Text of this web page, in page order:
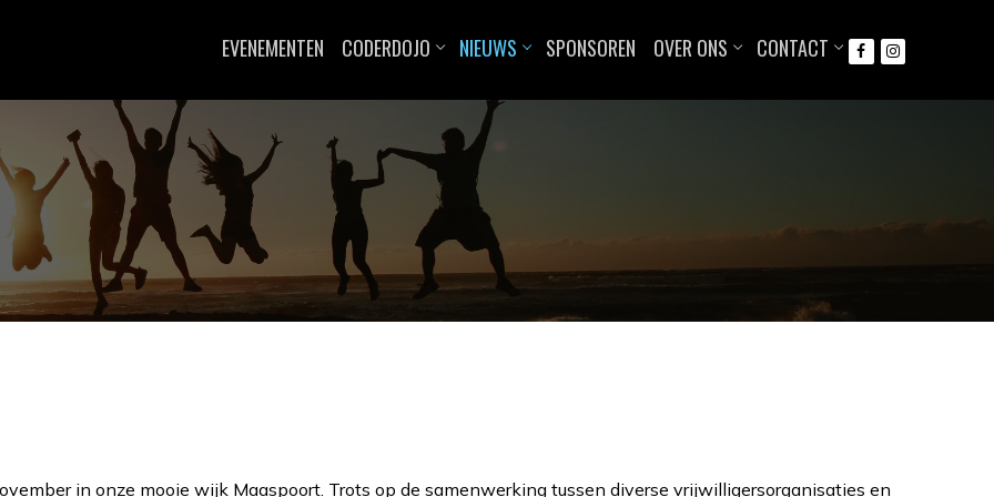
EVENEMENTEN CODERDOJO NIEUWS SPONSOREN OVER ONS CONTACT
in onze mooie wijk Maaspoort. Trots op de samenwerking tussen diverse vrijwilligersorganisaties en